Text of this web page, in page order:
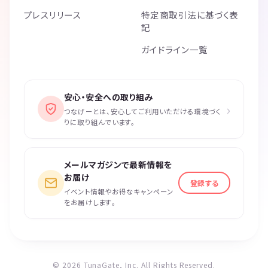
プレスリリース
特定商取引法に基づく表
記
ガイドライン一覧
安心・安全への取り組み
つなげーとは、安心してご利用いただける環境づく
りに取り組んでいます。
›
メールマガジンで最新情報を
お届け
イベント情報やお得なキャンペーン
をお届けします。
登録する
© 2026 TunaGate, Inc. All Rights Reserved.